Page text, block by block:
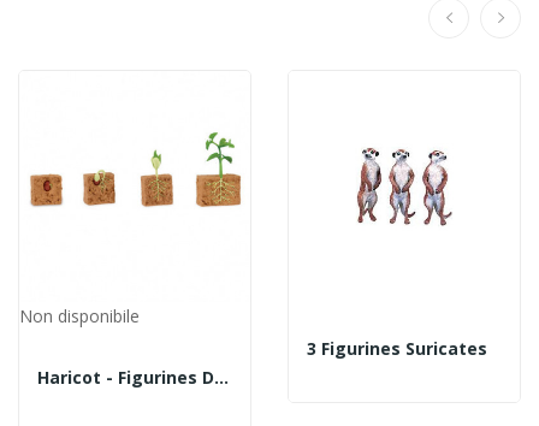
Non disponibile
Haricot - Figurines Du Cycle De Vie
3 Figurines Suricates